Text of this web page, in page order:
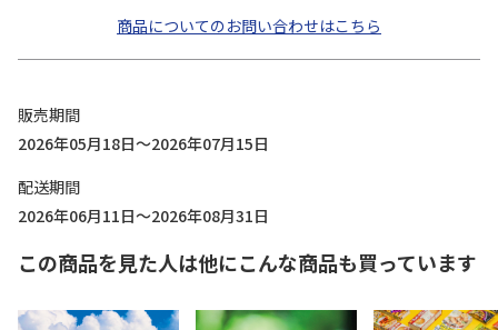
商品についてのお問い合わせはこちら
販売期間
2026年05月18日～2026年07月15日
配送期間
2026年06月11日～2026年08月31日
この商品を見た人は他にこんな商品も買っています